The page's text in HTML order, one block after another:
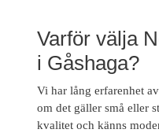
Varför välja
i Gåshaga?
Vi har lång erfarenhet
om det gäller små eller
kvalitet och känns